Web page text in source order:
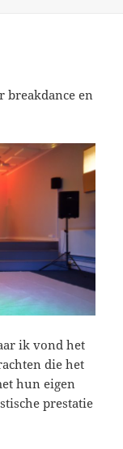
breakdance en
ik vond het
die het
hun eigen
prestatie